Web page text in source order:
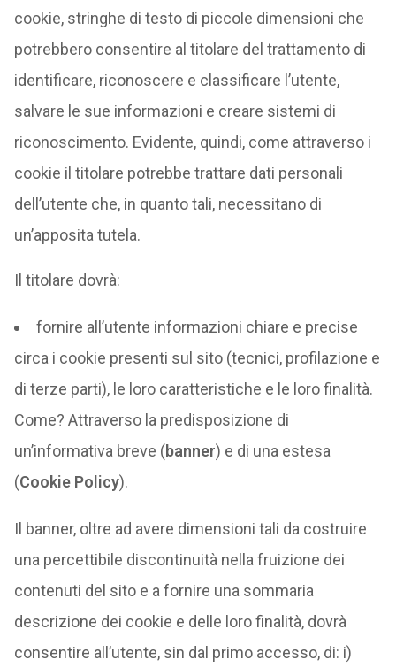
cookie, stringhe di testo di piccole dimensioni che
potrebbero consentire al titolare del trattamento di
identificare, riconoscere e classificare l’utente,
salvare le sue informazioni e creare sistemi di
riconoscimento. Evidente, quindi, come attraverso i
cookie il titolare potrebbe trattare dati personali
dell’utente che, in quanto tali, necessitano di
un’apposita tutela.
Il titolare dovrà:
fornire all’utente informazioni chiare e precise
circa i cookie presenti sul sito (tecnici, profilazione e
di terze parti), le loro caratteristiche e le loro finalità.
Come? Attraverso la predisposizione di
un’informativa breve (banner) e di una estesa
(Cookie Policy).
Il banner, oltre ad avere dimensioni tali da costruire
una percettibile discontinuità nella fruizione dei
contenuti del sito e a fornire una sommaria
descrizione dei cookie e delle loro finalità, dovrà
consentire all’utente, sin dal primo accesso, di: i)